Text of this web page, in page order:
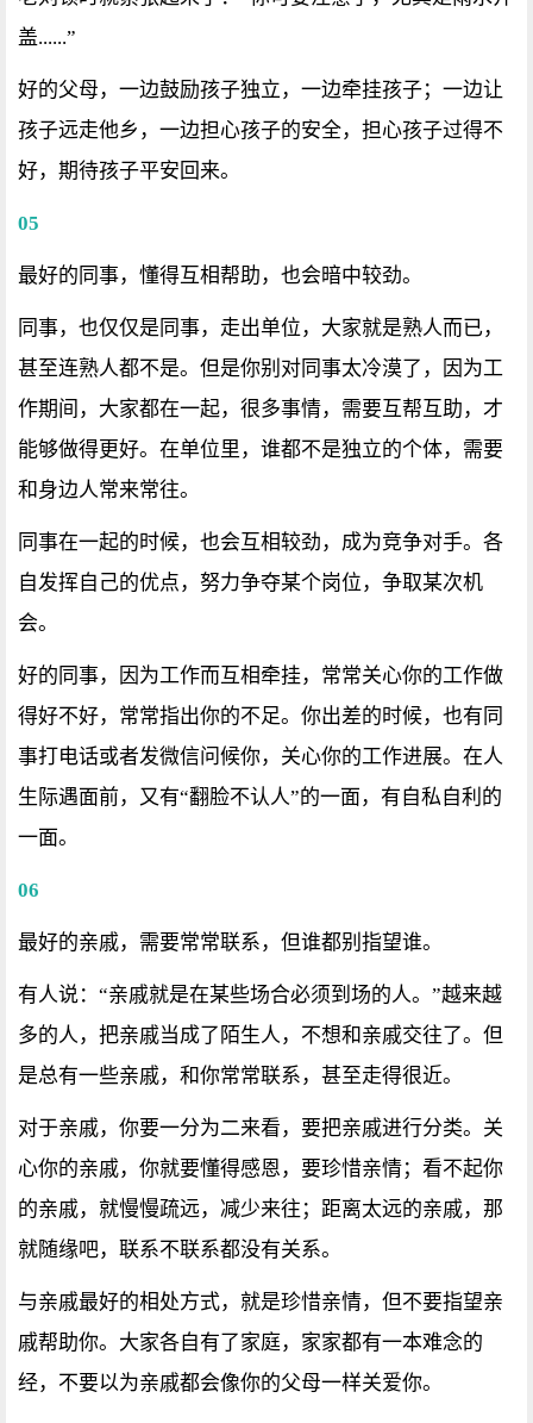
盖......”
好的父母，一边鼓励孩子独立，一边牵挂孩子；一边让
孩子远走他乡，一边担心孩子的安全，担心孩子过得不
好，期待孩子平安回来。
05
最好的同事，懂得互相帮助，也会暗中较劲。
同事，也仅仅是同事，走出单位，大家就是熟人而已，
甚至连熟人都不是。但是你别对同事太冷漠了，因为工
作期间，大家都在一起，很多事情，需要互帮互助，才
能够做得更好。在单位里，谁都不是独立的个体，需要
和身边人常来常往。
同事在一起的时候，也会互相较劲，成为竞争对手。各
自发挥自己的优点，努力争夺某个岗位，争取某次机
会。
好的同事，因为工作而互相牵挂，常常关心你的工作做
得好不好，常常指出你的不足。你出差的时候，也有同
事打电话或者发微信问候你，关心你的工作进展。在人
生际遇面前，又有“翻脸不认人”的一面，有自私自利的
一面。
06
最好的亲戚，需要常常联系，但谁都别指望谁。
有人说：“亲戚就是在某些场合必须到场的人。”越来越
多的人，把亲戚当成了陌生人，不想和亲戚交往了。但
是总有一些亲戚，和你常常联系，甚至走得很近。
对于亲戚，你要一分为二来看，要把亲戚进行分类。关
心你的亲戚，你就要懂得感恩，要珍惜亲情；看不起你
的亲戚，就慢慢疏远，减少来往；距离太远的亲戚，那
就随缘吧，联系不联系都没有关系。
与亲戚最好的相处方式，就是珍惜亲情，但不要指望亲
戚帮助你。大家各自有了家庭，家家都有一本难念的
经，不要以为亲戚都会像你的父母一样关爱你。